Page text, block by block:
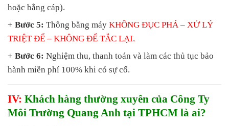
hoặc bằng cáp).
+ Bước 5: Thông bằng máy KHÔNG ĐỤC PHÁ – XỬ LÝ
TRIỆT ĐỂ – KHÔNG ĐỂ TẮC LẠI.
+ Bước 6: Nghiệm thu, thanh toán và làm các thủ tục bảo
hành miễn phí 100% khi có sự cố.
IV: Khách hàng thường xuyên của Công Ty
Môi Trường Quang Anh tại TPHCM là ai?